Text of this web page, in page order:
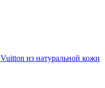
из натуральной кожи